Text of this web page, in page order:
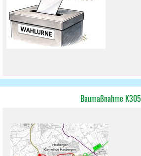
Baumaßnahme K305